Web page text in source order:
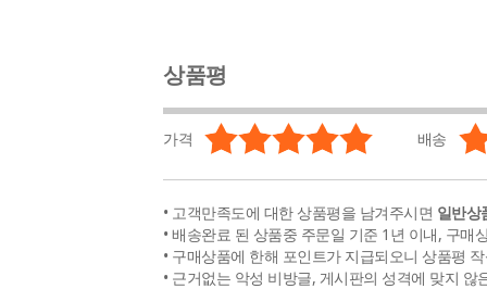
상품평
가격 배송
• 고객만족도에 대한 상품평을 남겨주시면 일반상
• 배송완료 된 상품중 주문일 기준 1년 이내, 구매
• 구매상품에 한해 포인트가 지급되오니 상품평
• 근거없는 악성 비방글, 게시판의 성격에 맞지